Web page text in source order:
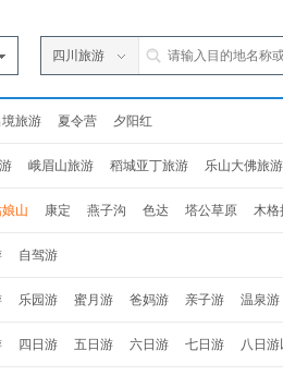
四川旅游
旅游 夏令营 夕阳红
峨眉山旅游 稻城亚丁旅游 乐山大佛旅游
娘山 康定 燕子沟 色达 塔公草原 木格
自驾游
乐园游 蜜月游 爸妈游 亲子游 温泉游
四日游 五日游 六日游 七日游 八日游